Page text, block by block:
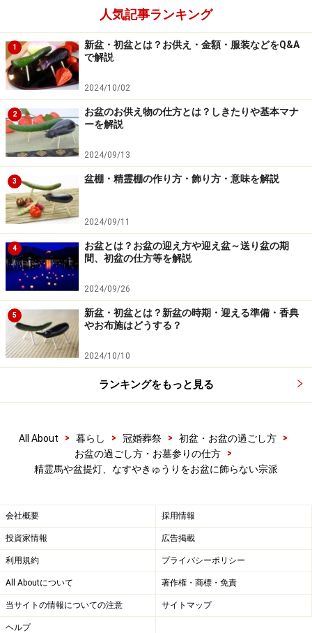
人気記事ランキング
1
新盆・初盆とは？お供え・金額・服装などをQ&A
で解説
2024/10/02
2
お盆のお供え物の仕方とは？しきたりや基本マナ
ーを解説
2024/09/13
3 盆棚・精霊棚の作り方・飾り方・意味を解説
2024/09/11
4
お盆とは？お盆の迎え方や迎え盆～送り盆の期
間、初盆の仕方等を解説
2024/09/26
5
新盆・初盆とは？新盆の時期・迎える準備・香典
やお布施はどうする？
2024/10/10
ランキングをもっと見る
All About > 暮らし > 冠婚葬祭 > 初盆・お盆の過ごし方
>
お盆の過ごし方・お墓参りの仕方
>
精霊馬や盆提灯、なすやきゅうりをお盆に飾らない宗派
会社概要 採用情報
投資家情報 広告掲載
利用規約 プライバシーポリシー
All Aboutについて 著作権・商標・免責
当サイトの情報についての注意 サイトマップ
ヘルプ